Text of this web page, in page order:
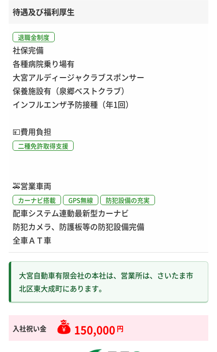
待遇及び福利厚生
退職金制度
社保完備
各種病院乗り場有
大宮アルディージャクラブスポンサー
保養施設有（泉郷ベストクラブ）
インフルエンザ予防接種（年1回）
💴費用負担
二種免許取得支援
🚕営業車両
カーナビ搭載 GPS無線 防犯設備の充実
配車システム連動最新型カーナビ
防犯カメラ、防護板等の防犯設備完備
全車ＡＴ車
大宮自動車有限会社の本社は、営業所は、さいたま市
北区東大成町にあります。
入社祝い金 150,000 円